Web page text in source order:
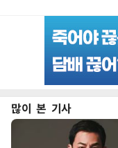
많이 본 기사